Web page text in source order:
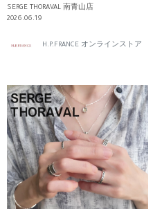
SERGE THORAVAL 南青山店
2026.06.19
H.P.FRANCE オンラインストア